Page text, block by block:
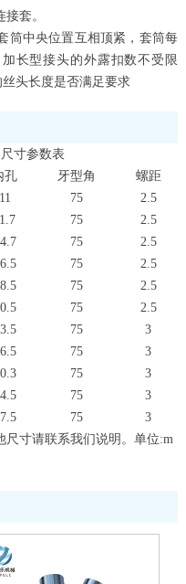
套。
筒中央位置互相顶紧，套筒每
长型接头的外露扣数不受限
头长度是否满足要求
寸参数表
孔 牙型角
螺距
11 75
2.5
75
2.5
75
2.5
75
2.5
75
2.5
75
2.5
75
3
75
3
75
3
75
3
75
3
尺寸请联系我们说明。单位:m